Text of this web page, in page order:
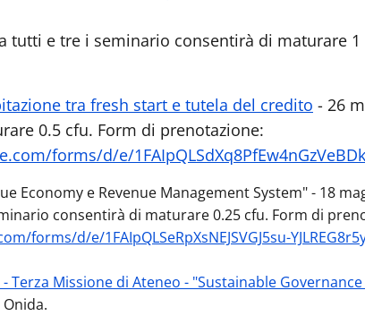
tutti e tre i seminario consentirà di maturare 1
tra fresh start e tutela del credito - 26
0.5 cfu. Form di prenotazione:
forms/d/e/
Economy e Revenue Management System" - 18
consentirà di maturare 0.25 cfu. Form di
forms/d/e/1FAIpQLSeRpXsNEJSVGJ5su-
- Terza Missione di Ateneo - "Sustainable
.